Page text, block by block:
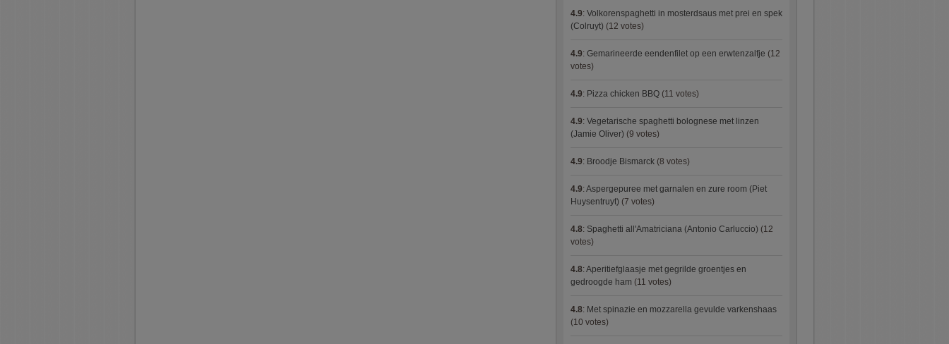
4.9: Volkorenspaghetti in mosterdsaus met prei en spek
(Colruyt) (12 votes)
4.9: Gemarineerde eendenfilet op een erwtenzalfje (12
votes)
4.9: Pizza chicken BBQ (11 votes)
4.9: Vegetarische spaghetti bolognese met linzen
(Jamie Oliver) (9 votes)
4.9: Broodje Bismarck (8 votes)
4.9: Aspergepuree met garnalen en zure room (Piet
Huysentruyt) (7 votes)
4.8: Spaghetti all'Amatriciana (Antonio Carluccio) (12
votes)
4.8: Aperitiefglaasje met gegrilde groentjes en
gedroogde ham (11 votes)
4.8: Met spinazie en mozzarella gevulde varkenshaas
(10 votes)